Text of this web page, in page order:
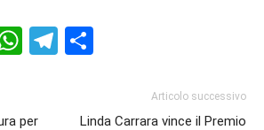
WhatsApp
Telegram
per
Articolo successivo
Linda Carrara vince il Premio